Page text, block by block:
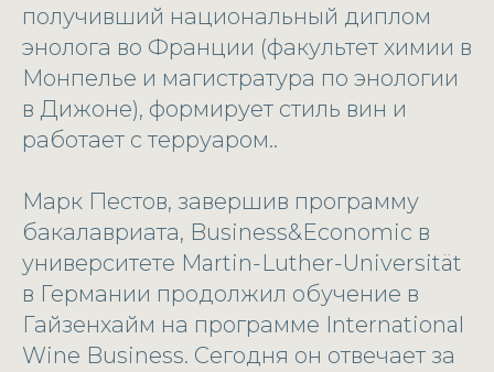
получивший национальный диплом
энолога во Франции (факультет химии в
Монпелье и магистратура по энологии
в Дижоне), формирует стиль вин и
работает с терруаром..
Марк Пестов, завершив программу
бакалавриата, Business&Economic в
университете Martin-Luther-Universität
в Германии продолжил обучение в
Гайзенхайм на программе International
Wine Business. Сегодня он отвечает за